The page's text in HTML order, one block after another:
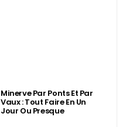
Minerve Par Ponts Et Par
Vaux : Tout Faire En Un
Jour Ou Presque